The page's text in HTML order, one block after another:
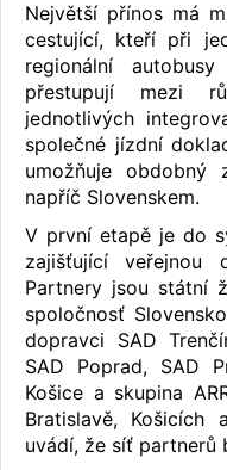
Největší přínos má
cestující, kteří při
regionální
přestupují mezi
jednotlivých
společné jízdní
umožňuje
napříč Slovenskem.
V první etapě je do
zajišťující veřejnou
Partnery jsou státní
spoločnosť
dopravci SAD
SAD Poprad, SAD
Košice a skupina
Bratislavě, Košicích
uvádí, že síť partnerů